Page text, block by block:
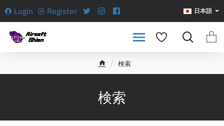
Login Register 日本語
検索
m
e
検索